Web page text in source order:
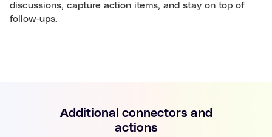
discussions, capture action items, and stay on top of
follow‑ups.
Additional connectors and
actions